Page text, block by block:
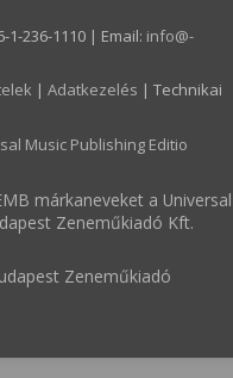
1-236-1110 | Email: info­@­
| Adatkezelés | Technikai
Music Publishing Editio
márkaneveket a Universal
Zeneműkiadó Kft.
Zeneműkiadó